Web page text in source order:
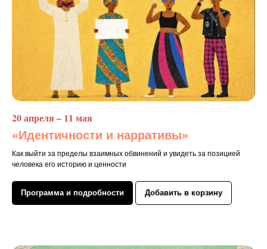
20 апреля – 11 мая
«Идентичности и нарративы»
Как выйти за пределы взаимных обвинений и увидеть за позицией
человека его историю и ценности
Программа и подробности Добавить в корзину